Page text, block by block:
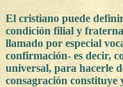
El cristiano puede
condición filial y
llamado por especial
confirmación- es decir,
universal, para hacerle
consagración